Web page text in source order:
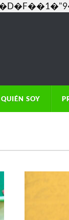
QUIÉN SOY